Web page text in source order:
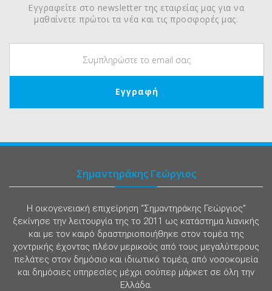
Εγγραφείτε στο newsletter της εταιρείας μας για να
μαθαίνετε πρώτοι τα νέα και τις προσφορές μας.
Σημαντηράκης Γεώργιος
Η οικογενειακή επιχείρηση “Σημαντηράκης Γεώργιος”
ξεκίνησε την λειτουργία της το 2011 ως κατάστημα λιανικής
και με τον καιρό δραστηριοποιήθηκε στον τομέα της
χοντρικής έχοντας πλέον μερικούς από τους μεγαλύτερους
πελάτες στον δημόσιο και ιδιωτικό τομέα, από νοσοκομεία
και δημόσιες υπηρεσίες μέχρι σούπερ μάρκετ σε όλη την
Ελλάδα.